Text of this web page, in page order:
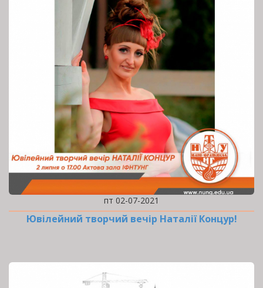
пт 02-07-2021
Ювілейний творчий вечір Наталії Концур!